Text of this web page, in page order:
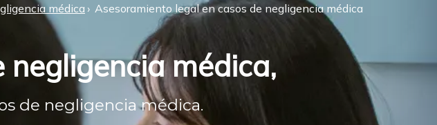
médica Asesoramiento legal en casos de negligencia médica
médica,
de negligencia médica.